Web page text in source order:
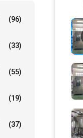
(96)
(33)
(55)
(19)
(37)